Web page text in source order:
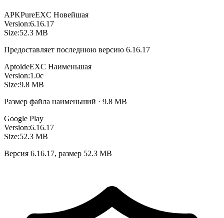
APKPureEXC Новейшая
Version:6.16.17
Size:52.3 MB
Предоставляет последнюю версию 6.16.17
AptoideEXC Наименьшая
Version:1.0c
Size:9.8 MB
Размер файла наименьший · 9.8 MB
Google Play
Version:6.16.17
Size:52.3 MB
Версия 6.16.17, размер 52.3 MB